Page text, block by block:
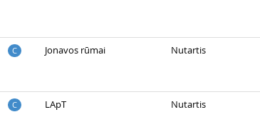
C Jonavos rūmai Nutartis
C LApT Nutartis